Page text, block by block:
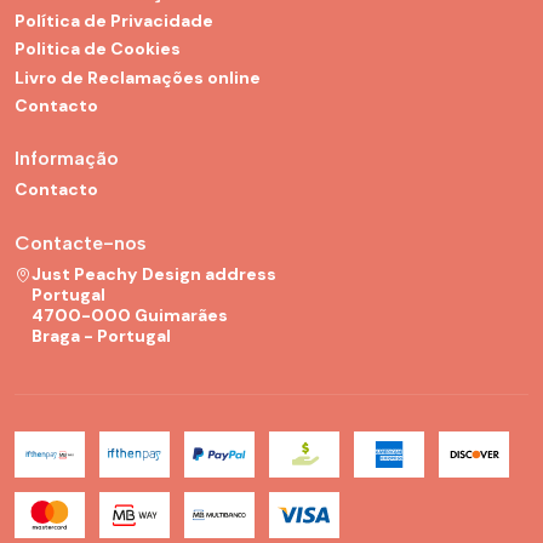
Política de Privacidade
Politica de Cookies
Livro de Reclamações online
Contacto
Informação
Contacto
Contacte-nos
Just Peachy Design address
Portugal
4700-000 Guimarães
Braga - Portugal